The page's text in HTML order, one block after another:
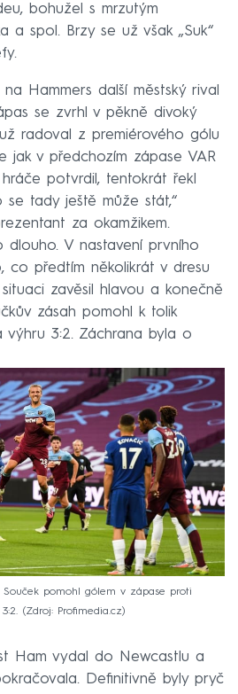
bohužel s mrzutým
a spol. Brzy se už však „Suk“
Hammers další městský rival
se zvrhl v pěkně divoký
radoval z premiérového gólu
jak v předchozím zápase VAR
potvrdil, tentokrát řekl
se tady ještě může stát,“
za okamžikem.
dlouho. V nastavení prvního
co předtím několikrát v dresu
zavěsil hlavou a konečně
zásah pomohl k tolik
výhru 3:2. Záchrana byla o
Souček pomohl gólem v zápase proti
Zdroj: Profimedia.cz
Ham vydal do Newcastlu a
Definitivně byly pryč